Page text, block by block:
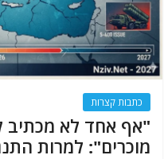
כתבות קצרות
"אף אחד לא מכתיב
מוכרים": למרות